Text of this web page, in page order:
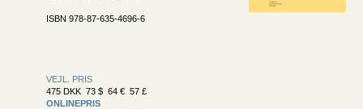
ISBN 978-87-635-4696-6
VEJL. PRIS
475 DKK 73 $ 64 € 57 £
ONLINEPRIS